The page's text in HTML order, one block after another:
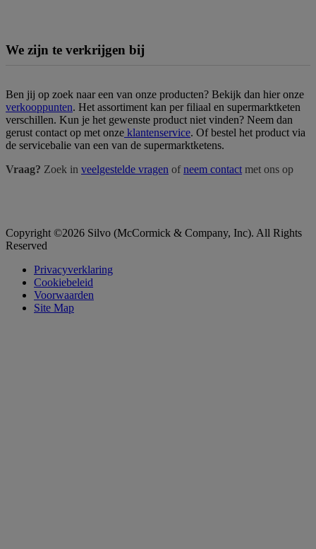
We zijn te verkrijgen bij
Ben jij op zoek naar een van onze producten? Bekijk dan hier onze
verkooppunten. Het assortiment kan per filiaal en supermarktketen
verschillen. Kun je het gewenste product niet vinden? Neem dan
gerust contact op met onze klantenservice. Of bestel het product via
de servicebalie van een van de supermarktketens.
Vraag? Zoek in veelgestelde vragen ofneem contact met ons op
Copyright ©2026 Silvo (McCormick & Company, Inc). All Rights
Reserved
Privacyverklaring
Cookiebeleid
Voorwaarden
Site Map